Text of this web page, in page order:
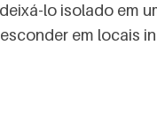
lo isolado em
em locais